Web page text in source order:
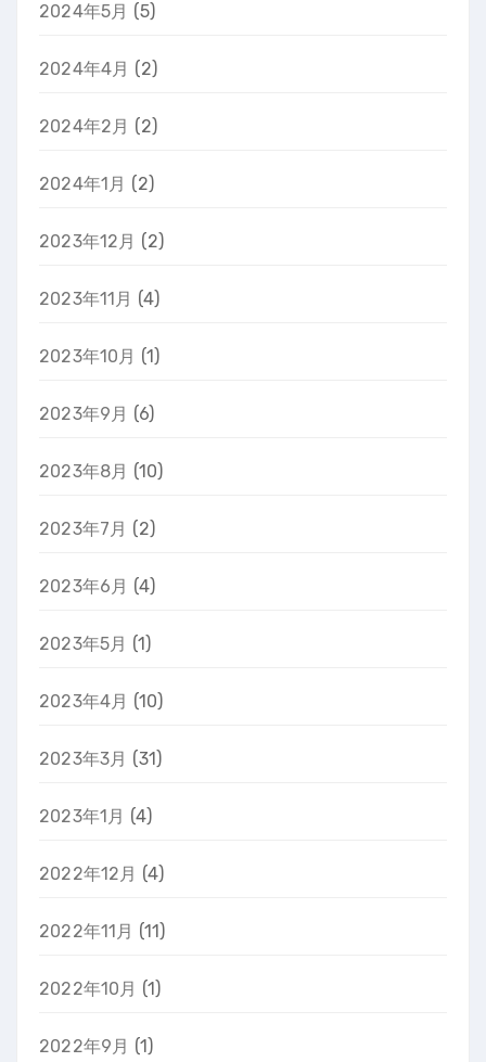
2024年5月 (5)
2024年4月 (2)
2024年2月 (2)
2024年1月 (2)
2023年12月 (2)
2023年11月 (4)
2023年10月 (1)
2023年9月 (6)
2023年8月 (10)
2023年7月 (2)
2023年6月 (4)
2023年5月 (1)
2023年4月 (10)
2023年3月 (31)
2023年1月 (4)
2022年12月 (4)
2022年11月 (11)
2022年10月 (1)
2022年9月 (1)